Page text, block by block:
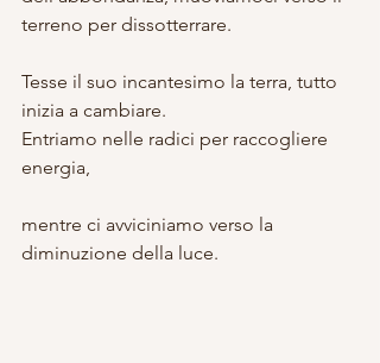
terreno per dissotterrare.
Tesse il suo incantesimo la terra, tutto
inizia a cambiare.
Entriamo nelle radici per raccogliere
energia,
mentre ci avviciniamo verso la
diminuzione della luce.